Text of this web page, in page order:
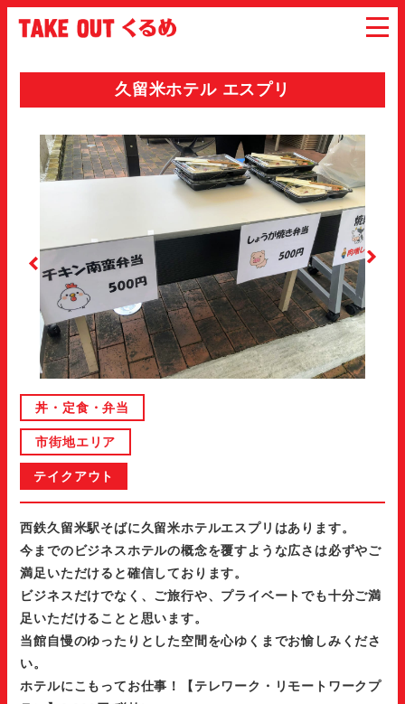
久留米ホテル エスプリ
丼・定食・弁当
市街地エリア
テイクアウト
西鉄久留米駅そばに久留米ホテルエスプリはあります。
今までのビジネスホテルの概念を覆すような広さは必ずやご
満足いただけると確信しております。
ビジネスだけでなく、ご旅行や、プライベートでも十分ご満
足いただけることと思います。
当館自慢のゆったりとした空間を心ゆくまでお愉しみくださ
い。
ホテルにこもってお仕事！【テレワーク・リモートワークプ